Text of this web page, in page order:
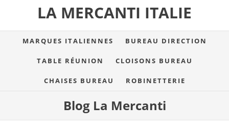
LA MERCANTI ITALIE
MARQUES ITALIENNES BUREAU DIRECTION
TABLE RÉUNION CLOISONS BUREAU
CHAISES BUREAU ROBINETTERIE
Blog La Mercanti